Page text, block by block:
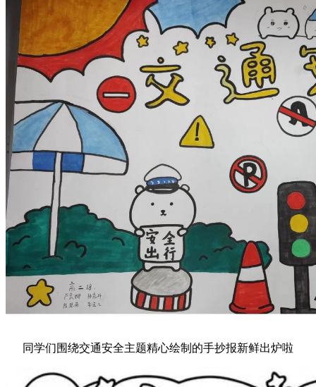
同学们围绕交通安全主题精心绘制的手抄报新鲜出炉啦